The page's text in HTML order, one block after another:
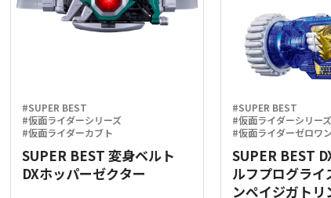
#SUPER BEST
#仮面ライダーシリーズ
#仮面ライダーカブト
SUPER BEST 変身ベルト
DXホッパーゼクター
#SUPER BEST
#仮面ライダーシリーズ
#仮面ライダーゼロワン
SUPER BEST
ルフプログライ
ンペイジガトリ